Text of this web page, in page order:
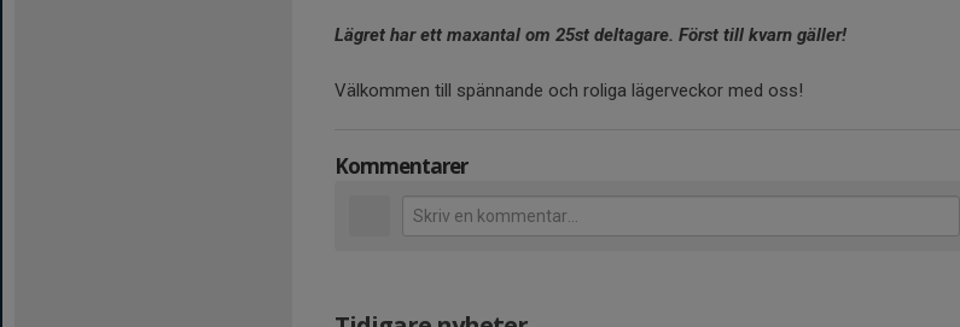
Lägret har ett maxantal om 25st deltagare. Först till kvarn gäller!
Välkommen till spännande och roliga lägerveckor med oss!
Kommentarer